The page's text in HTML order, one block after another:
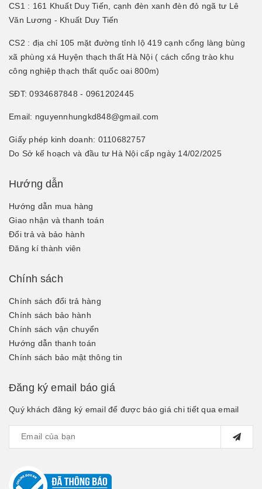
CS1 : 161 Khuất Duy Tiến, cạnh đèn xanh đèn đỏ ngã tư Lê
Văn Lương - Khuất Duy Tiến
CS2 : địa chỉ 105 mặt đường tỉnh lộ 419 cạnh cổng làng bùng
xã phùng xá Huyện thạch thất Hà Nội ( cách cổng trào khu
công nghiệp thạch thất quốc oai 800m)
SĐT: 0934687848 - 0961202445
Email: nguyennhungkd848@gmail.com
Giấy phép kinh doanh: 0110682757
Do Sở kế hoạch và đầu tư Hà Nội cấp ngày 14/02/2025
Hướng dẫn
Hướng dẫn mua hàng
Giao nhận và thanh toán
Đổi trả và bảo hành
Đăng kí thành viên
Chính sách
Chính sách đổi trả hàng
Chính sách bảo hành
Chính sách vận chuyển
Hướng dẫn thanh toán
Chính sách bảo mật thông tin
Đăng ký email báo giá
Quý khách đăng ký email để được báo giá chi tiết qua email